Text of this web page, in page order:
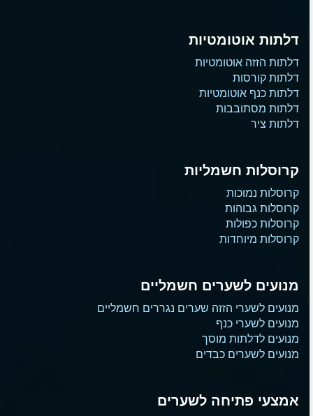
דלתות אוטומטיות
דלתות הזזה אוטומטיות
דלתות קורסות
דלתות כנף אוטומטיות
דלתות מסתובבות
דלתות ציר
קרוסלות חשמליות
קרוסלות נמוכות
קרוסלות גבוהות
קרוסלות כפולות
קרוסלות מיוחדות
מנועים לשערים חשמליים
מנועים לשערי הזזה שערים נגררים חשמליים
מנועים לשערי כנף
מנועים לדלתות מוסך
מנועים לשערים כבדים
אמצעי פתיחה לשערים